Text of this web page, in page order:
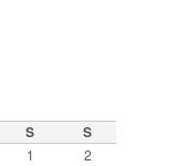
S S
1 2